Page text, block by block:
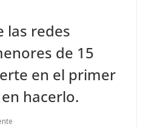
las redes
de 15
en el primer
hacerlo.